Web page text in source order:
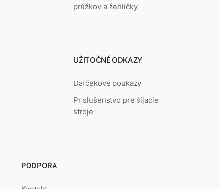
prúžkov a žehličky
UŽITOČNÉ ODKAZY
Darčekové poukazy
Príslušenstvo pre šijacie
stroje
PODPORA